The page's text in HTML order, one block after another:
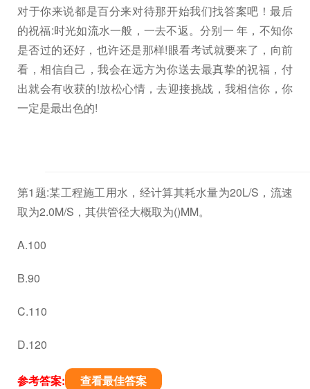
对于你来说都是百分来对待那开始我们找答案吧！最后
的祝福:时光如流水一般，一去不返。分别一 年，不知你
是否过的还好，也许还是那样!眼看考试就要来了，向前
看，相信自己，我会在远方为你送去最真挚的祝福，付
出就会有收获的!放松心情，去迎接挑战，我相信你，你
一定是最出色的!
第1题:某工程施工用水，经计算其耗水量为20L/S，流速
取为2.0M/S，其供管径大概取为()MM。
A.100
B.90
C.110
D.120
参考答案: 查看最佳答案